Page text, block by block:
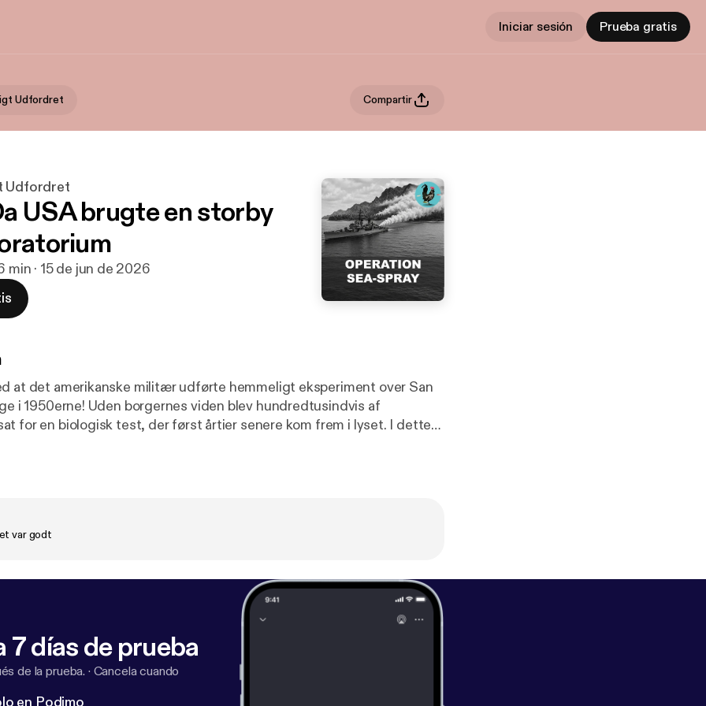
Iniciar sesión Prueba gratis
Udfordret Compartir
Udfordret
USA brugte en storby
min · 15 de jun de 2026
at det amerikanske militær udførte hemmeligt eksperiment over San
i 1950erne! Uden borgernes viden blev hundredtusindvis af
for en biologisk test, der først årtier senere kom frem i lyset. I dette
videnskabeligtudfordret.dk/lytterindsendelser
O-meteret. Husk at være dumme 🧠 -------------------
var godt
7 días de prueba
de la prueba. · Cancela cuando